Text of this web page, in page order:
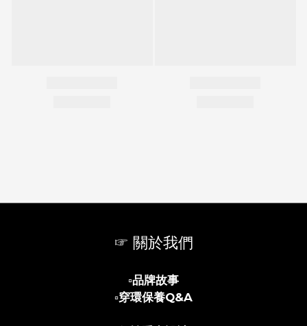
☞ 關於我們
▫️品牌故事
▫️穿環保養Q&A